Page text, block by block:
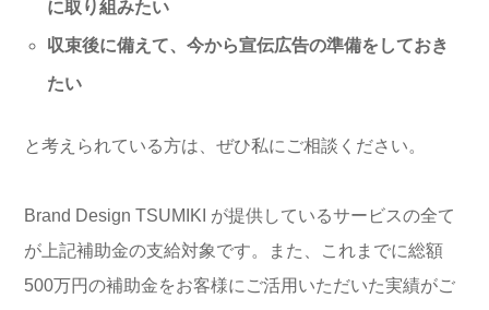
に取り組みたい
収束後に備えて、今から宣伝広告の準備をしておき
たい
と考えられている方は、ぜひ私にご相談ください。
Brand Design TSUMIKI が提供しているサービスの全て
が上記補助金の支給対象です。また、これまでに総額
500万円の補助金をお客様にご活用いただいた実績がご